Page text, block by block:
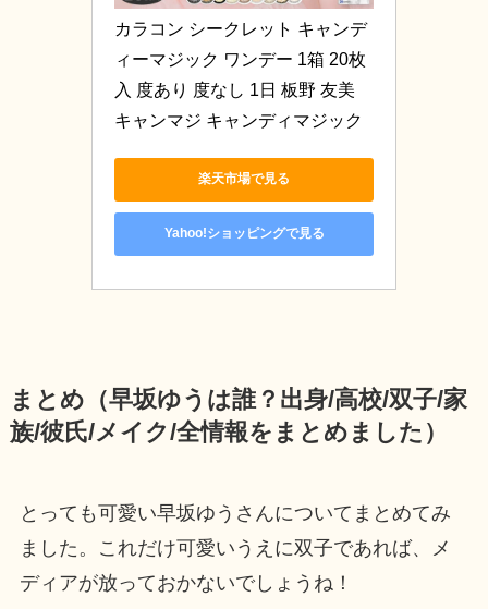
カラコン シークレット キャンデ
ィーマジック ワンデー 1箱 20枚
入 度あり 度なし 1日 板野 友美
キャンマジ キャンディマジック
楽天市場で見る
Yahoo!ショッピングで見る
まとめ（早坂ゆうは誰？出身/高校/双子/家
族/彼氏/メイク/全情報をまとめました）
とっても可愛い早坂ゆうさんについてまとめてみ
ました。これだけ可愛いうえに双子であれば、メ
ディアが放っておかないでしょうね！